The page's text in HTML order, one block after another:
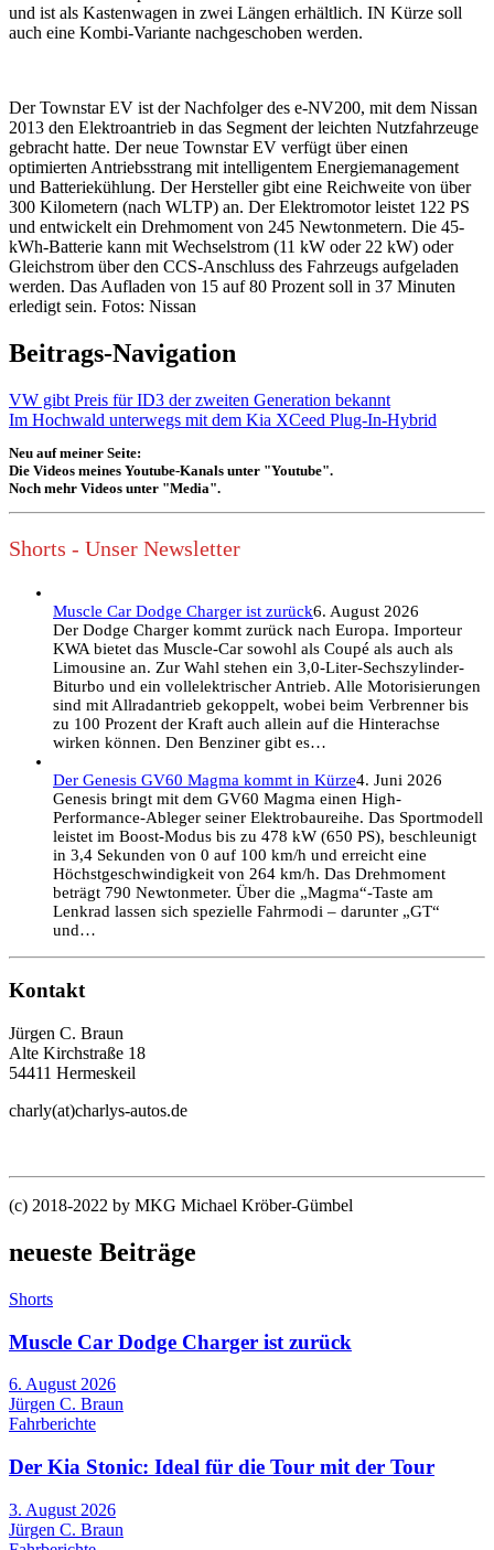
und ist als Kastenwagen in zwei Längen erhältlich. IN Kürze soll
auch eine Kombi-Variante nachgeschoben werden.
Der Townstar EV ist der Nachfolger des e-NV200, mit dem Nissan
2013 den Elektroantrieb in das Segment der leichten Nutzfahrzeuge
gebracht hatte. Der neue Townstar EV verfügt über einen
optimierten Antriebsstrang mit intelligentem Energiemanagement
und Batteriekühlung. Der Hersteller gibt eine Reichweite von über
300 Kilometern (nach WLTP) an. Der Elektromotor leistet 122 PS
und entwickelt ein Drehmoment von 245 Newtonmetern. Die 45-
kWh-Batterie kann mit Wechselstrom (11 kW oder 22 kW) oder
Gleichstrom über den CCS-Anschluss des Fahrzeugs aufgeladen
werden. Das Aufladen von 15 auf 80 Prozent soll in 37 Minuten
erledigt sein. Fotos: Nissan
Beitrags-Navigation
VW gibt Preis für ID3 der zweiten Generation bekannt
Im Hochwald unterwegs mit dem Kia XCeed Plug-In-Hybrid
Neu auf meiner Seite:
Die Videos meines Youtube-Kanals unter "Youtube".
Noch mehr Videos unter "Media".
Shorts - Unser Newsletter
Muscle Car Dodge Charger ist zurück6. August 2026
Der Dodge Charger kommt zurück nach Europa. Importeur
KWA bietet das Muscle-Car sowohl als Coupé als auch als
Limousine an. Zur Wahl stehen ein 3,0-Liter-Sechszylinder-
Biturbo und ein vollelektrischer Antrieb. Alle Motorisierungen
sind mit Allradantrieb gekoppelt, wobei beim Verbrenner bis
zu 100 Prozent der Kraft auch allein auf die Hinterachse
wirken können. Den Benziner gibt es…
Der Genesis GV60 Magma kommt in Kürze4. Juni 2026
Genesis bringt mit dem GV60 Magma einen High-
Performance-Ableger seiner Elektrobaureihe. Das Sportmodell
leistet im Boost-Modus bis zu 478 kW (650 PS), beschleunigt
in 3,4 Sekunden von 0 auf 100 km/h und erreicht eine
Höchstgeschwindigkeit von 264 km/h. Das Drehmoment
beträgt 790 Newtonmeter. Über die „Magma“-Taste am
Lenkrad lassen sich spezielle Fahrmodi – darunter „GT“
und…
Kontakt
Jürgen C. Braun
Alte Kirchstraße 18
54411 Hermeskeil
charly(at)charlys-autos.de
(c) 2018-2022 by MKG Michael Kröber-Gümbel
neueste Beiträge
Shorts
Muscle Car Dodge Charger ist zurück
6. August 2026
Jürgen C. Braun
Fahrberichte
Der Kia Stonic: Ideal für die Tour mit der Tour
3. August 2026
Jürgen C. Braun